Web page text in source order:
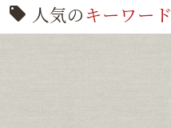
人気のキーワード